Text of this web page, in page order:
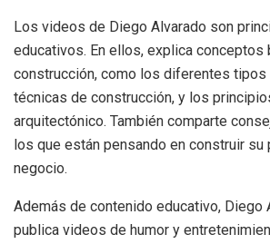
Los videos de Diego Alvarado son
educativos. En ellos, explica conceptos
construcción, como los diferentes tipos
técnicas de construcción, y los
arquitectónico. También comparte
los que están pensando en construir su
negocio.
Además de contenido educativo, Diego
publica videos de humor y